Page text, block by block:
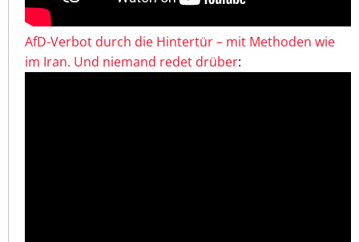
AfD-Verbot durch die Hintertür – mit Methoden wie
im Iran. Und niemand redet drüber: